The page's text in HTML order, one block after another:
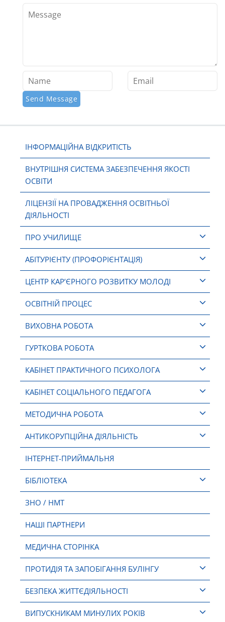
ІНФОРМАЦІЙНА ВІДКРИТІСТЬ
ВНУТРІШНЯ СИСТЕМА ЗАБЕЗПЕЧЕННЯ ЯКОСТІ
ОСВІТИ
ЛІЦЕНЗІЇ НА ПРОВАДЖЕННЯ ОСВІТНЬОЇ
ДІЯЛЬНОСТІ
ПРО УЧИЛИЩЕ
АБІТУРІЄНТУ (ПРОФОРІЄНТАЦІЯ)
ЦЕНТР КАР’ЄРНОГО РОЗВИТКУ МОЛОДІ
ОСВІТНІЙ ПРОЦЕС
ВИХОВНА РОБОТА
ГУРТКОВА РОБОТА
КАБІНЕТ ПРАКТИЧНОГО ПСИХОЛОГА
КАБІНЕТ СОЦІАЛЬНОГО ПЕДАГОГА
МЕТОДИЧНА РОБОТА
АНТИКОРУПЦІЙНА ДІЯЛЬНІСТЬ
ІНТЕРНЕТ-ПРИЙМАЛЬНЯ
БІБЛІОТЕКА
ЗНО / НМТ
НАШІ ПАРТНЕРИ
МЕДИЧНА СТОРІНКА
ПРОТИДІЯ ТА ЗАПОБІГАННЯ БУЛІНГУ
БЕЗПЕКА ЖИТТЄДІЯЛЬНОСТІ
ВИПУСКНИКАМ МИНУЛИХ РОКІВ